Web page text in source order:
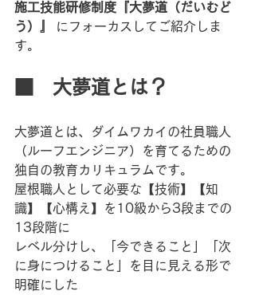
施工技能研修制度『大夢道（だいむど
う）』
にフォーカスしてご紹介しま
す。
■　大夢道とは？
大夢道とは、ダイムワカイの社員職人
（ルーフエンジニア）を育てるための
独自の教育カリキュラムです。
屋根職人として必要な【技術】【知
識】【心構え】を10級から3段までの
13段階に
レベル分けし、「今できること」「次
に身につけること」を目に見える形で
明確にした